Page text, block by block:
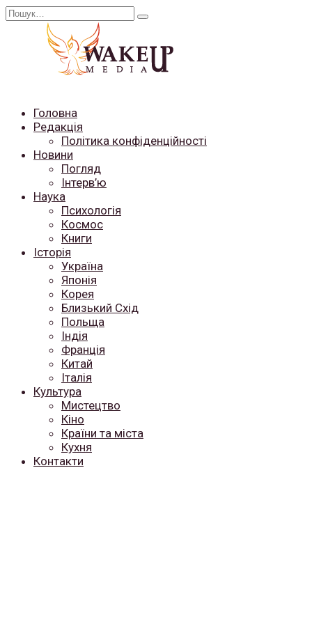
Перейти
Search
Головна
Редакція
Політика конфіденційності
Новини
Погляд
Інтерв’ю
Наука
Психологія
Космос
Книги
Історія
Україна
Японія
Корея
Близький Схід
Польща
Індія
Франція
Китай
Італія
Культура
Мистецтво
Кіно
Країни та міста
Кухня
Контакти